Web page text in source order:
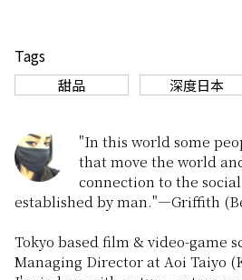
Tags
甜品 深度日本
"In this world some
that move the world
connection to the
established by man."—Griffith
Tokyo based film & video-game
Managing Director at Aoi Taiyo